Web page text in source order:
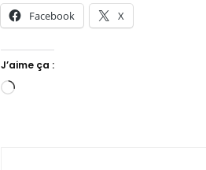
Facebook X
J’aime ça :
Chargement…